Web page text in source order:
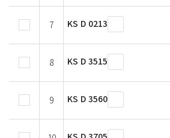
7 KS D 0213
8 KS D 3515
9 KS D 3560